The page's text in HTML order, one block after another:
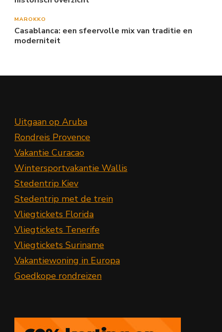
MAROKKO
Casablanca: een sfeervolle mix van traditie en
moderniteit
Uitgaan op Aruba
Rondreis Provence
Vakantie Curacao
Wintersportvakantie Wallis
Stedentrip Kiev
Stedentrip met de trein
Vliegtickets Florida
Vliegtickets Tenerife
Vliegtickets Suriname
Vakantiewoning in Europa
Goedkope rondreizen